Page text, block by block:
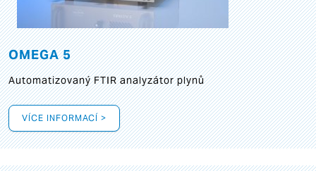
OMEGA 5
Automatizovaný FTIR analyzátor plynů
VÍCE INFORMACÍ >